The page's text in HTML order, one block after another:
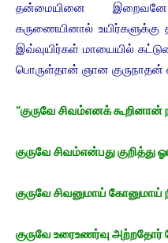
தன்மையினை
கருணையினால்
இவ்வுயிர்கள் மாயையில்
பொருள்தான் ஞான
“குருவே சிவம்எனக் கூறினான்
குருவே சிவம்என்பது குறித்து
குருவே சிவனுமாய் கோனுமாய்
குருவே உரைஉணர்வு அற்றதோர்